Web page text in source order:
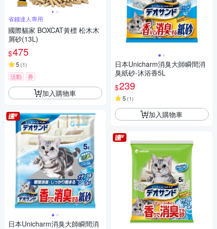
省錢達人專用
國際貓家 BOXCAT黃標 松木木
屑砂(13L)
$475
5 (1)
活動 券
加入購物車
日本Unicharm消臭大師瞬間消
日本Unicharm消臭大師瞬間消
臭紙砂-沐浴香5L
$239
5 (1)
加入購物車